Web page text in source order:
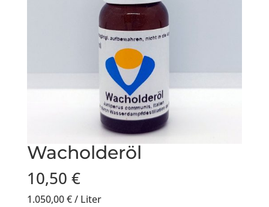
Wacholderöl
10,50 €
1.050,00€/ Liter